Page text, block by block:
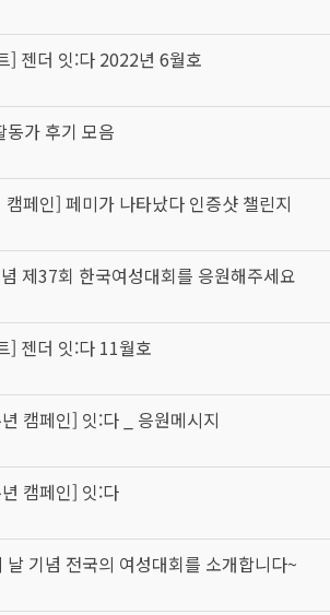
] 젠더 잇:다 2022년 6월호
가 후기 모음
페인] 페미가 나타났다 인증샷 챌린지
제37회 한국여성대회를 응원해주세요
] 젠더 잇:다 11월호
캠페인] 잇:다 _ 응원메시지
캠페인] 잇:다
기념 전국의 여성대회를 소개합니다~